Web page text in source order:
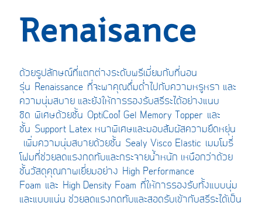
Renaisance
ด้วยรูปลักษณ์ที่แตกต่างระดับพรีเมี่ยมกับที่นอน
รุ่น
Renaissance ที่จะพาคุณดื่มด่ำไปกับความหรูหรา และ
ความนุ่มสบาย และยังให้การรองรับสรีระได้อย่างแนบ
ชิด พิเศษด้วยชั้น OptiCool ™ Gel Memory Topper และ
ชั้น Support Latex หนาพิเศษและมอบสัมผัสความยืดหยุ่น
เพิ่มความนุ่มสบายด้วยชั้น Sealy Visco Elastic เมมโมรี่
โฟมที่ช่วยลดแรงกดทับและกระจายน้ำหนัก เหนือกว่าด้วย
ชั้นวัสดุคุณภาพเยี่ยมอย่าง
High Performance
Foam และ High Density Foam ที่ให้การรองรับทั้งแบบนุ่ม
และแบบแน่น ช่วยลดแรงกดทับและสอดรับเข้ากับสรีระได้เป็น